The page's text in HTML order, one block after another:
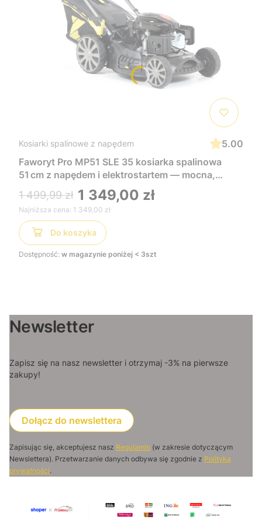
Kosiarki spalinowe z napędem
5.00
Faworyt Pro MP51 SLE 35 kosiarka spalinowa
51 cm z napędem i elektrostartem — mocna,
wygodna i łatwa w uruchomieniu, idealna do
dużych trawników
1 499,99 zł 1 349,00 zł
Najniższa cena: 1 349,00 zł
Do koszyka
Dostępność: w magazynie poniżej < 3szt
Newsletter
Zapisz się na nasz newsletter i otrzymaj -3% na pierwsze
zakupy!
Dołącz do newslettera
Zapisując się, akceptujesz nasz Regulamin (w zakresie dotyczącym
Newslettera). Przetwarzanie danych odbywa się zgodnie z Polityką
prywatności.